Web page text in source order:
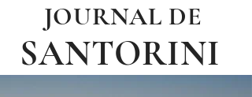
JOURNAL DE
SANTORINI